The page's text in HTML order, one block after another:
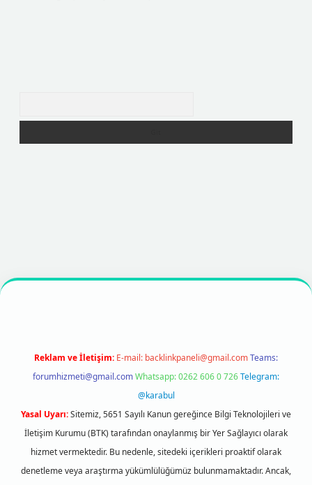
betexperhttps://betexpergir.net/
Reklam ve İletişim: E-mail: backlinkpaneli@gmail.comTeams:
forumhizmeti@gmail.comWhatsapp: 0262 606 0 726Telegram:
@karabul
Yasal Uyarı:Sitemiz, 5651 Sayılı Kanun gereğince Bilgi Teknolojileri ve
İletişim Kurumu (BTK) tarafından onaylanmış bir Yer Sağlayıcı olarak
hizmet vermektedir. Bu nedenle, sitedeki içerikleri proaktif olarak
denetleme veya araştırma yükümlülüğümüz bulunmamaktadır. Ancak,